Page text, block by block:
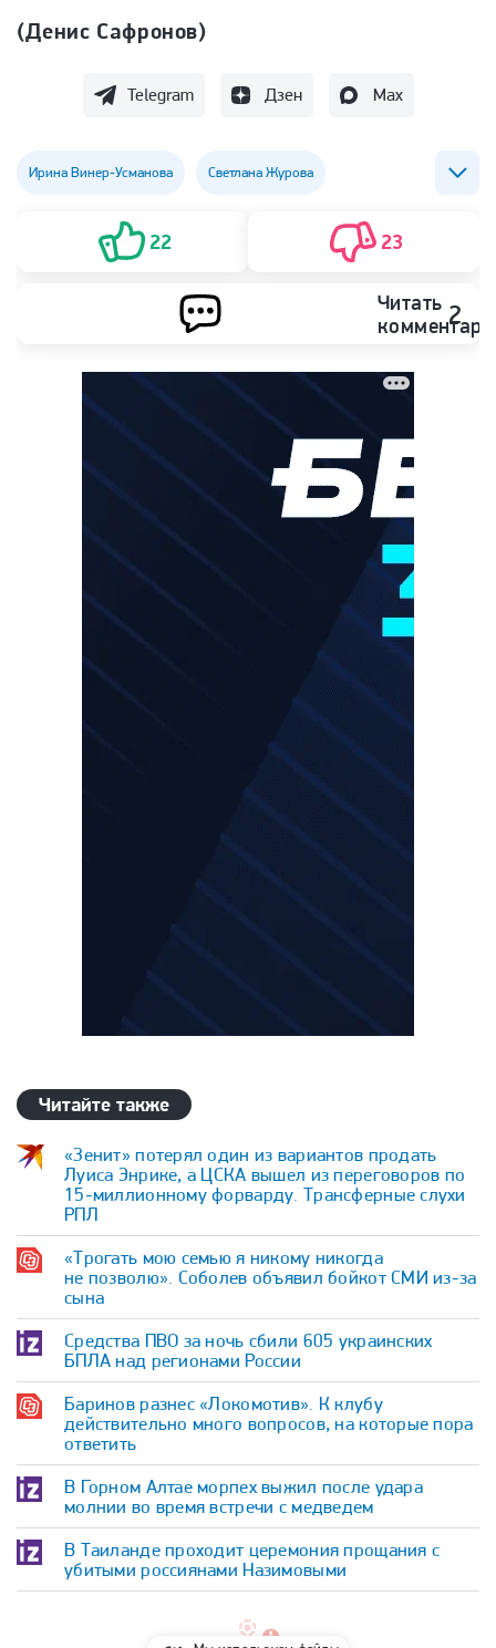
(Денис Сафронов)
Telegram Дзен Max
Ирина Винер-Усманова Светлана Журова
Художественная гимнастика
22 23
Читать 2
Читайте также
«Зенит» потерял один из вариантов продать
Луиса Энрике, а ЦСКА вышел из переговоров по
15-миллионному форварду. Трансферные слухи
РПЛ
«Трогать мою семью я никому никогда
не позволю». Соболев объявил бойкот СМИ из-за
сына
Средства ПВО за ночь сбили 605 украинских
БПЛА над регионами России
Баринов разнес «Локомотив». К клубу
действительно много вопросов, на которые пора
ответить
В Горном Алтае морпех выжил после удара
молнии во время встречи с медведем
В Таиланде проходит церемония прощания с
убитыми россиянами Назимовыми